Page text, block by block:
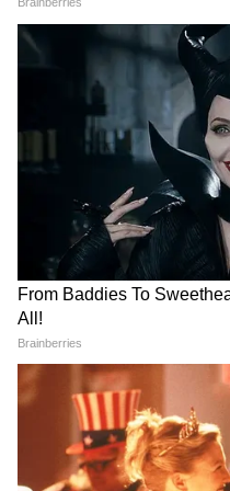
Mahua Moitra: 'বিপ্লবীরা
বুলেটের সামনে বুক পেতে দেন,
ডিমে ভয় কেন?' মহুয়া মৈত্রকে
ভর্ৎসনা সুপ্রিম কোর্টের
Yuva Shakti: পুজোর আগেই
পোর্টাল চালু! বেকার ভাতার